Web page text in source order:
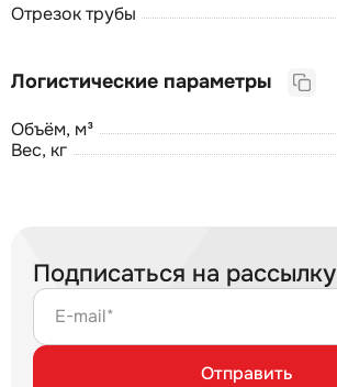
Отрезок трубы
Логистические параметры
Объём, м³
Вес, кг
Подписаться на рассылку
E-mail*
Отправить